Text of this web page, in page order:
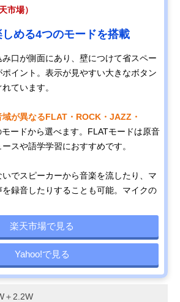
市場）
める4つのモードを搭載
口が側面にあり、壁につけて省スペー
イント。表示が見やすい大きなボタン
ています。
域が異なるFLAT・ROCK・JAZZ・
ードから選べます。FLATモードは原音
スや語学学習におすすめです。
でスピーカーから音楽を流したり、マ
録音したりすることも可能。マイクの
楽天市場で見る
Yahoo!で見る
＋2.2W